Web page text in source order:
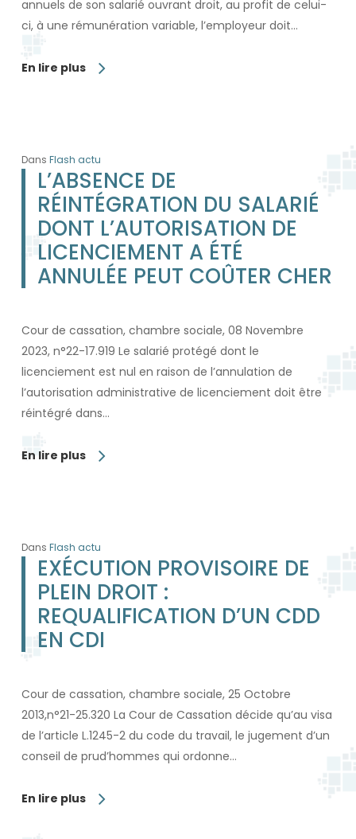
annuels de son salarié ouvrant droit, au profit de celui-
ci, à une rémunération variable, l’employeur doit…
En lire plus
Dans Flash actu
L’ABSENCE DE
RÉINTÉGRATION DU SALARIÉ
DONT L’AUTORISATION DE
LICENCIEMENT A ÉTÉ
ANNULÉE PEUT COÛTER CHER
Cour de cassation, chambre sociale, 08 Novembre
2023, n°22-17.919 Le salarié protégé dont le
licenciement est nul en raison de l’annulation de
l’autorisation administrative de licenciement doit être
réintégré dans…
En lire plus
Dans Flash actu
EXÉCUTION PROVISOIRE DE
PLEIN DROIT :
REQUALIFICATION D’UN CDD
EN CDI
Cour de cassation, chambre sociale, 25 Octobre
2013,n°21-25.320 La Cour de Cassation décide qu’au visa
de l’article L.1245-2 du code du travail, le jugement d’un
conseil de prud’hommes qui ordonne…
En lire plus